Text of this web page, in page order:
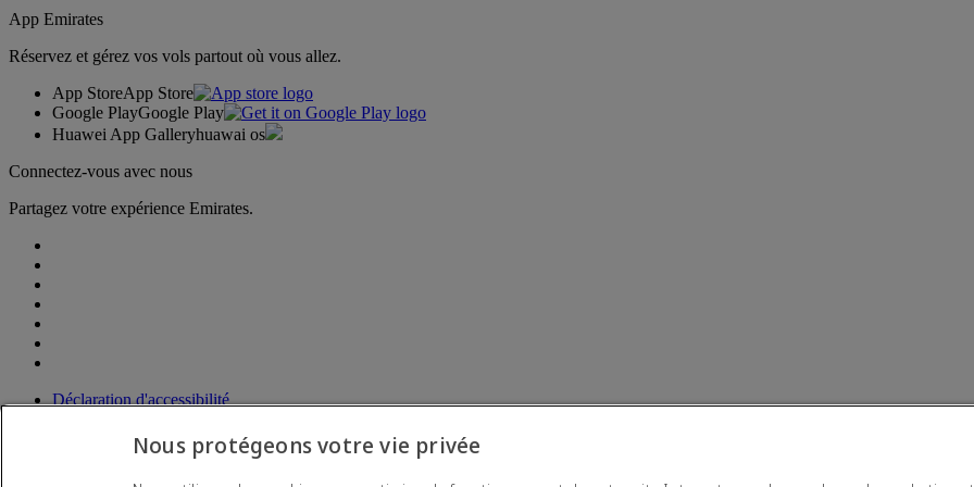
App Emirates
Réservez et gérez vos vols partout où vous allez.
App StoreApp Store
Google PlayGoogle Play
Huawei App Galleryhuawai os
Connectez-vous avec nous
Partagez votre expérience Emirates.
Déclaration d'accessibilité
Politique de confidentialité
Conditions généralesNous protégeons votre vie privée